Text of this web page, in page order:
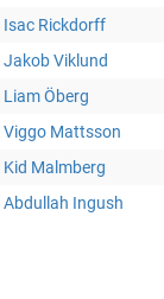
Isac Rickdorff
Jakob Viklund
Liam Öberg
Viggo Mattsson
Kid Malmberg
Abdullah Ingush